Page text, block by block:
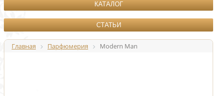
КАТАЛОГ
СТАТЬИ
Главная Парфюмерия Modern Man